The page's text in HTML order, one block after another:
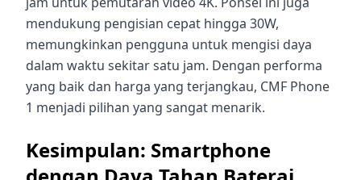
mendukung pengisian cepat hingga 30W,
memungkinkan pengguna untuk mengisi daya
dalam waktu sekitar satu jam. Dengan performa
yang baik dan harga yang terjangkau, CMF Phone
1 menjadi pilihan yang sangat menarik.
Kesimpulan: Smartphone